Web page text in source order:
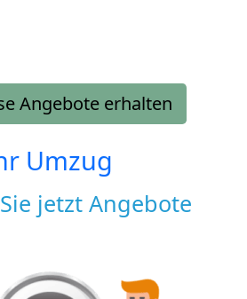
Angebote erhalten
Umzug
jetzt Angebote